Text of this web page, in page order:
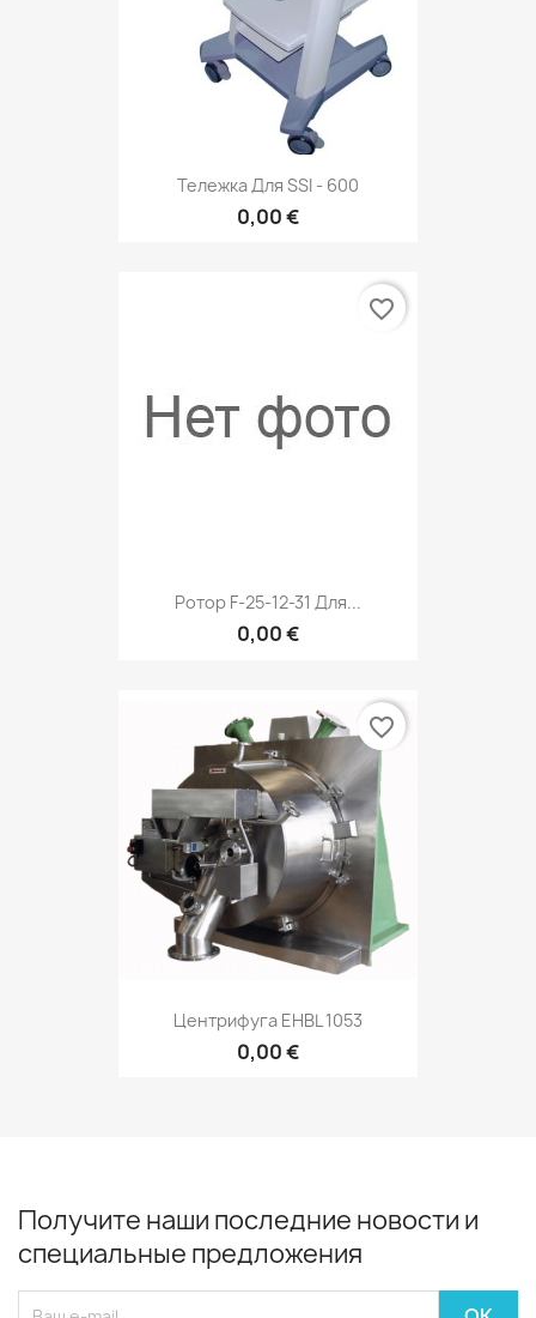
Тележка Для SSI - 600
0,00 €
Ротор F-25-12-31 Для...
0,00 €
favorite_border
Центрифуга EHBL 1053
0,00 €
favorite_border
Получите наши последние новости и
специальные предложения